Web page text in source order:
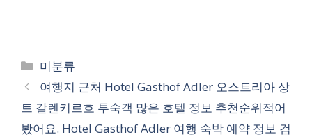
카
테
고
리
미분류
여행지 근처 Hotel Gasthof Adler 오스트리아 상
트 갈렌키르흐 투숙객 많은 호텔 정보 추천순위적어
봤어요. Hotel Gasthof Adler 여행 숙박 예약 정보 검